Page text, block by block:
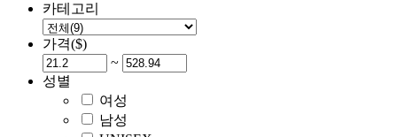
카테고리
가격($)
~
성별
여성
남성